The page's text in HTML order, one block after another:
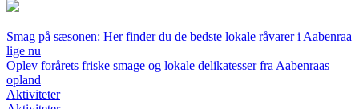
Smag på sæsonen: Her finder du de bedste lokale råvarer i Aabenraa
lige nu
Oplev forårets friske smage og lokale delikatesser fra Aabenraas
opland
Aktiviteter